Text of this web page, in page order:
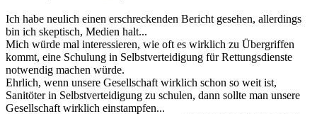
Ich habe neulich einen erschreckenden Bericht gesehen, allerdings
bin ich skeptisch, Medien halt...
Mich würde mal interessieren, wie oft es wirklich zu Übergriffen
kommt, eine Schulung in Selbstverteidigung für Rettungsdienste
notwendig machen würde.
Ehrlich, wenn unsere Gesellschaft wirklich schon so weit ist,
Sanitöter in Selbstverteidigung zu schulen, dann sollte man unsere
Gesellschaft wirklich einstampfen...